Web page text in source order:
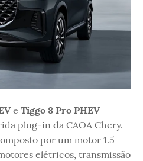
e Tiggo 8 Pro PHEV
plug-in da CAOA Chery.
por um motor 1.5
elétricos, transmissão